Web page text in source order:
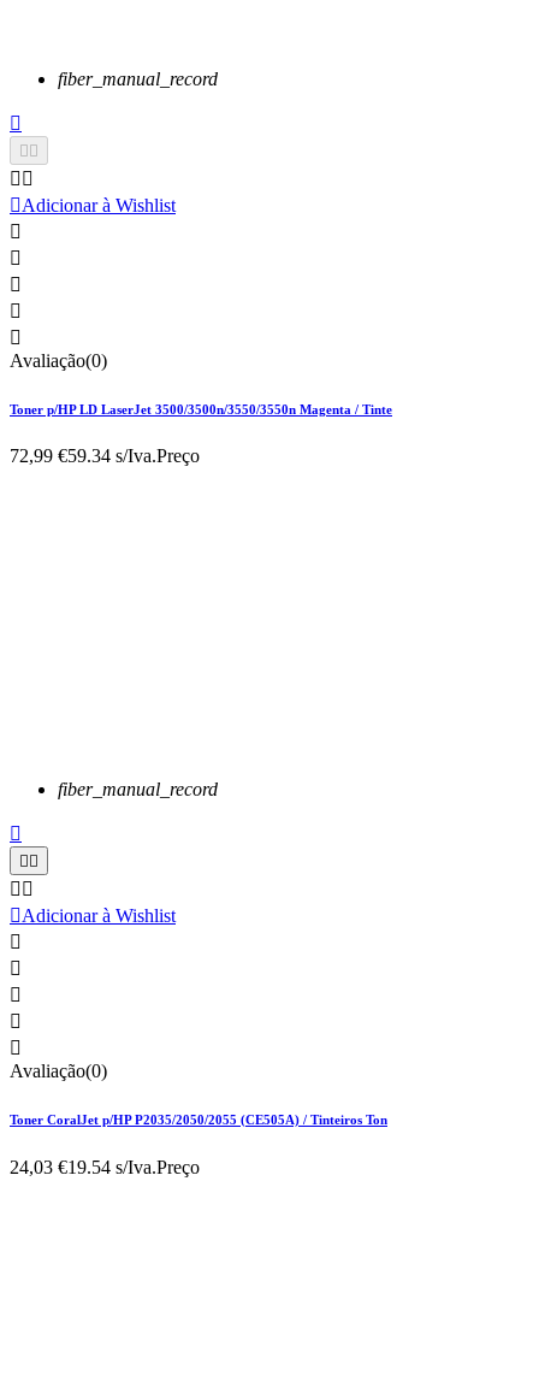
fiber_manual_record


 
Adicionar à Wishlist





Avaliação(0)
Toner p/HP LD LaserJet 3500/3500n/3550/3550n Magenta / Tinte
72,99 €59.34 s/Iva.Preço
fiber_manual_record

 
 
Adicionar à Wishlist





Avaliação(0)
Toner CoralJet p/HP P2035/2050/2055 (CE505A) / Tinteiros Ton
24,03 €19.54 s/Iva.Preço